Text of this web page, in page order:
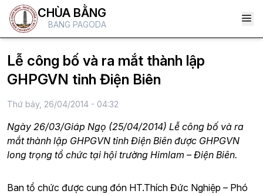
CHÙA BẰNG
BANG PAGODA
Lễ công bố và ra mắt thành lập
GHPGVN tỉnh Điện Biên
Thứ bảy, 26/04/2014 - 04:32
Ngày 26/03/Giáp Ngọ (25/04/2014) Lễ công bố và ra
mắt thành lập GHPGVN tỉnh Điện Biên được GHPGVN
long trọng tổ chức tại hội trường Himlam – Điện Biên.
Ban tổ chức được cung đón HT.Thích Đức Nghiệp – Phó